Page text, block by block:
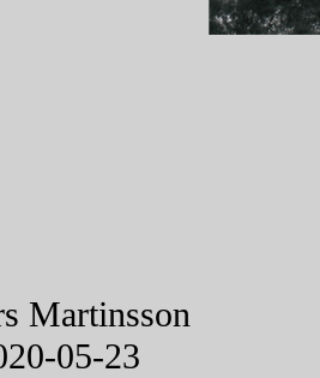
Martinsson
05-23